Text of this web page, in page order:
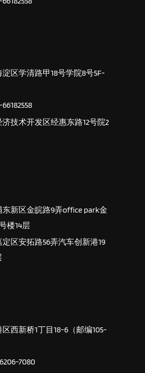
区学清路甲18号学院8号5F-
技术开发区经惠东路12号院2
新区金皖路9弄office park金
楼14层
区安拓路56弄汽车创新港19
西新桥1丁目18-6（邮编105-
7080